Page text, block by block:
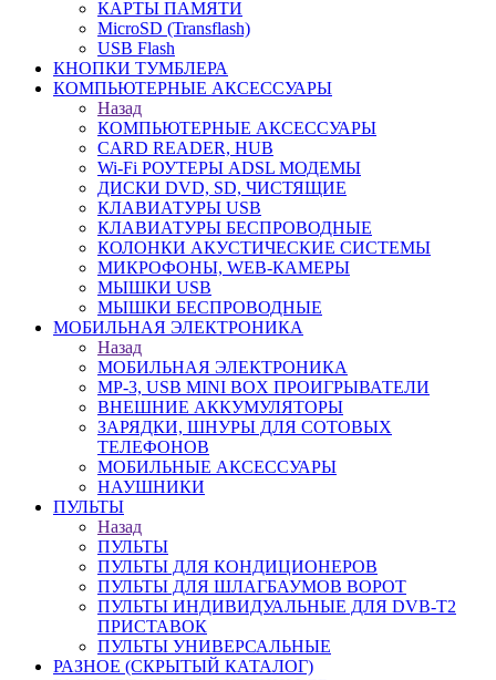
КАРТЫ ПАМЯТИ
MicroSD (Transflash)
USB Flash
КНОПКИ ТУМБЛЕРА
КОМПЬЮТЕРНЫЕ АКСЕССУАРЫ
Назад
КОМПЬЮТЕРНЫЕ АКСЕССУАРЫ
CARD READER, HUB
Wi-Fi РОУТЕРЫ ADSL МОДЕМЫ
ДИСКИ DVD, SD, ЧИСТЯЩИЕ
КЛАВИАТУРЫ USB
КЛАВИАТУРЫ БЕСПРОВОДНЫЕ
КОЛОНКИ АКУСТИЧЕСКИЕ СИСТЕМЫ
МИКРОФОНЫ, WEB-КАМЕРЫ
МЫШКИ USB
МЫШКИ БЕСПРОВОДНЫЕ
МОБИЛЬНАЯ ЭЛЕКТРОНИКА
Назад
МОБИЛЬНАЯ ЭЛЕКТРОНИКА
MP-3, USB MINI BOX ПРОИГРЫВАТЕЛИ
ВНЕШНИЕ АККУМУЛЯТОРЫ
ЗАРЯДКИ, ШНУРЫ ДЛЯ СОТОВЫХ
ТЕЛЕФОНОВ
МОБИЛЬНЫЕ АКСЕССУАРЫ
НАУШНИКИ
ПУЛЬТЫ
Назад
ПУЛЬТЫ
ПУЛЬТЫ ДЛЯ КОНДИЦИОНЕРОВ
ПУЛЬТЫ ДЛЯ ШЛАГБАУМОВ ВОРОТ
ПУЛЬТЫ ИНДИВИДУАЛЬНЫЕ ДЛЯ DVB-T2
ПРИСТАВОК
ПУЛЬТЫ УНИВЕРСАЛЬНЫЕ
РАЗНОЕ (СКРЫТЫЙ КАТАЛОГ)